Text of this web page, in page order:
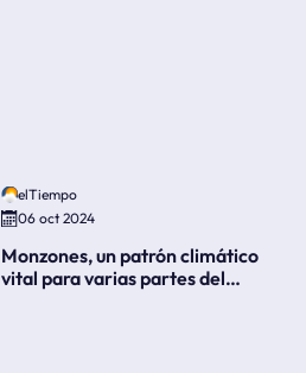
elTiempo
06 oct 2024
Monzones, un patrón climático
vital para varias partes del